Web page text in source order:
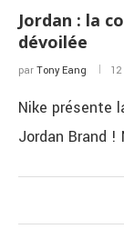
Jordan : la
dévoilée
par Tony Eang
Nike présente
Jordan Brand